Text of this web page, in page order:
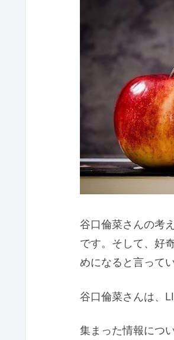
谷口倫菜さんの考
です。そして、好
めになると言って
谷口倫菜さんは、
集まった情報につ